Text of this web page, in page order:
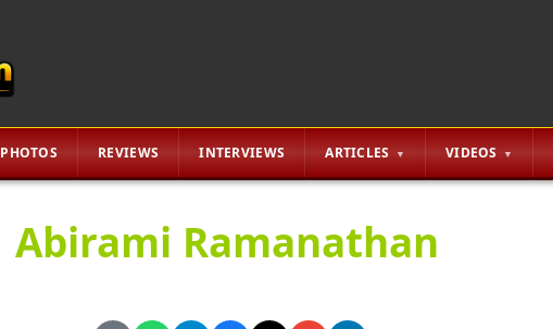
PHOTOS REVIEWS INTERVIEWS ARTICLES VIDEOS
Abirami Ramanathan